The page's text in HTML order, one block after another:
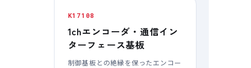
K17108
1chエンコーダ・通信イン
ターフェース基板
制御基板との絶縁を保ったエンコー